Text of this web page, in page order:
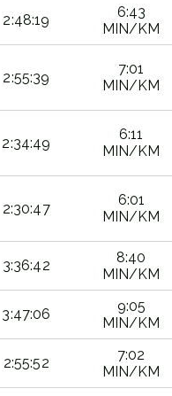
2:48:19
6:43
MIN/KM
2:55:39
7:01
MIN/KM
2:34:49
6:11
MIN/KM
2:30:47
6:01
MIN/KM
3:36:42
8:40
MIN/KM
3:47:06
9:05
MIN/KM
2:55:52
7:02
MIN/KM